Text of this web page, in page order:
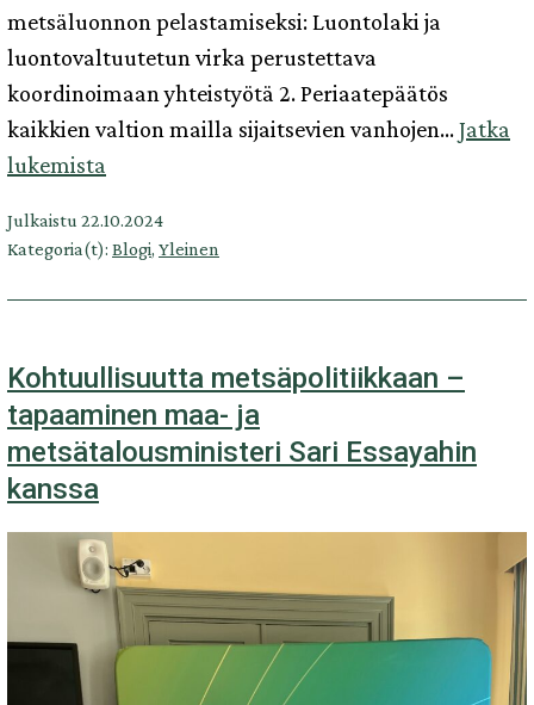
metsäluonnon pelastamiseksi: Luontolaki ja
luontovaltuutetun virka perustettava
koordinoimaan yhteistyötä 2. Periaatepäätös
kaikkien valtion mailla sijaitsevien vanhojen…Jatka
lukemista
-
kannanotto
ympäristöministeri
Kai
Mykkäselle
Julkaistu 22.10.2024
Kategoria(t): Blogi, Yleinen
Kohtuullisuutta metsäpolitiikkaan –
tapaaminen maa- ja
metsätalousministeri Sari Essayahin
kanssa